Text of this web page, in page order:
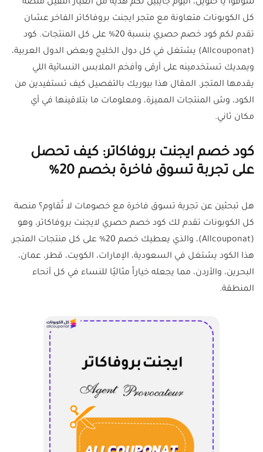
شوفوا يا حلوين، اليوم جايبين لكم هدية من العيار الثقيل منصة
كل الكوبونات متعاونة مع متجر ايجنت بروفاكاتر الفاخر عشان
تقدم لكم كود خصم حصري بنسبة 20% على كل المنتجات. كود
(Allcouponat) يشتغل في كل دول الخليج وبعض الدول العربية،
ويمديك تستخدمينه على أرقى وأفخم الملابس النسائية اللي
يقدمها المتجر. المقال هذا بيوريك بالتفصيل كيف تستفيدين من
الكود، وش المنتجات المميزة، ومعلومات ما بتلاقينها في أي
مكان ثاني.
كود خصم ايجنت بروفاكاتر: كيف تحصل
على تجربة تسوق فاخرة بخصم 20%
هل تبحثين عن تجربة تسوق فاخرة مع خصومات لا تُقاوم؟ منصة
كل الكوبونات تقدم لك كود خصم حصري لايجنت بروفاكاتر، وهو
(Allcouponat)، والذي يعطيك خصم 20% على كل منتجات المتجر.
هذا الكود يشتغل في السعودية، الإمارات، الكويت، قطر، عمان،
البحرين، والأردن، مما يجعله خياراً مثاليًا للنساء في كل أنحاء
المنطقة.